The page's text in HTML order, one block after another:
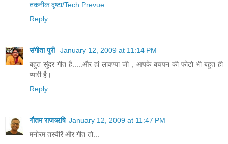
तकनीक दृष्टा/Tech Prevue
Reply
संगीता पुरी January 12, 2009 at 11:14 PM
बहुत सुंदर गीत है.....और हां लावण्‍या जी , आपके बचपन की फोटो भी बहुत ही
प्‍यारी है।
Reply
गौतम राजऋषि January 12, 2009 at 11:47 PM
मनोरम तस्वीरें और गीत तो...